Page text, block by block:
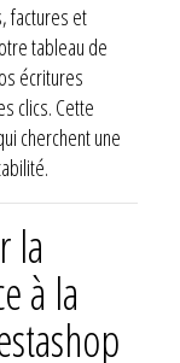
factures et
tableau de
écritures
clics. Cette
cherchent une
la
à la